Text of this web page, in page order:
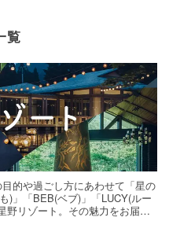
覧
的や過ごし方にあわせて「星の
)」「BEB(ベブ)」「LUCY(ルー
野リゾート。その魅力をお届け